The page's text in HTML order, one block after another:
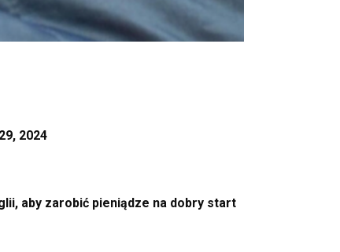
2024
aby zarobić pieniądze na dobry start